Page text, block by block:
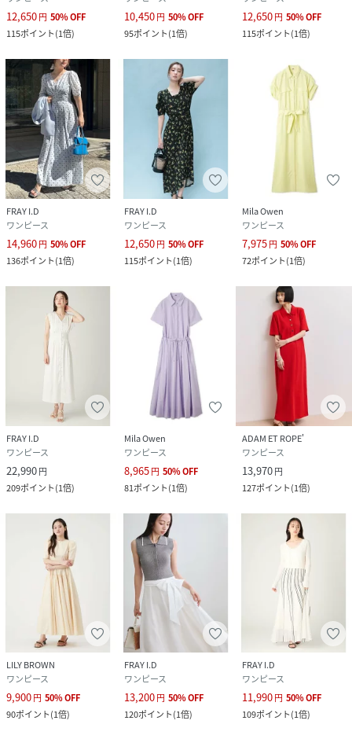
12,650円 50%OFF
115ポイント(1倍)
10,450円 50%OFF
95ポイント(1倍)
12,650円 50%OFF
115ポイント(1倍)
FRAY I.D
ワンピース
14,960円 50%OFF
136ポイント(1倍)
FRAY I.D
ワンピース
12,650円 50%OFF
115ポイント(1倍)
Mila Owen
ワンピース
7,975円 50%OFF
72ポイント(1倍)
FRAY I.D
ワンピース
22,990円
209ポイント(1倍)
Mila Owen
ワンピース
8,965円 50%OFF
81ポイント(1倍)
ADAM ET ROPE'
ワンピース
13,970円
127ポイント(1倍)
LILY BROWN
ワンピース
9,900円 50%OFF
90ポイント(1倍)
FRAY I.D
ワンピース
13,200円 50%OFF
120ポイント(1倍)
FRAY I.D
ワンピース
11,990円 50%OFF
109ポイント(1倍)